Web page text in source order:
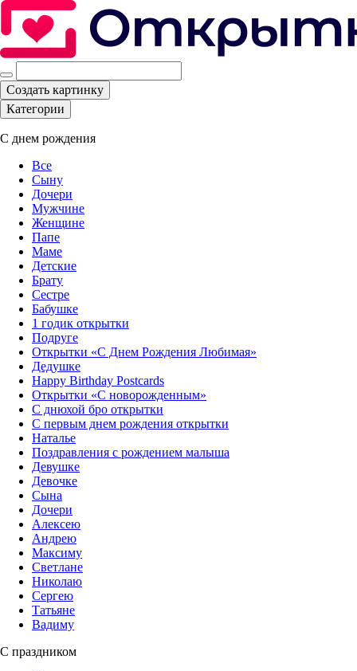
Создать картинку
Категории
С днем рождения
Все
Сыну
Дочери
Мужчине
Женщине
Папе
Маме
Детские
Брату
Сестре
Бабушке
1 годик открытки
Подруге
Открытки «С Днем Рождения Любимая»‎
Дедушке
Happy Birthday Postcards
Открытки «‎С новорожденным»
С днюхой бро открытки
С первым днем рождения открытки
Наталье
Поздравления с рождением малыша
Девушке
Девочке
Сына
Дочери
Алексею
Андрею
Максиму
Светлане
Николаю
Сергею
Татьяне
Вадиму
С праздником